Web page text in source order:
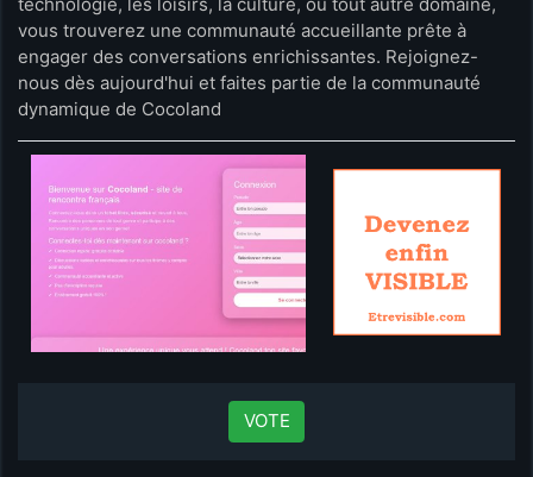
vous trouverez une communauté accueillante prête à
engager des conversations enrichissantes. Rejoignez-
nous dès aujourd'hui et faites partie de la communauté
dynamique de Cocoland
VOTE